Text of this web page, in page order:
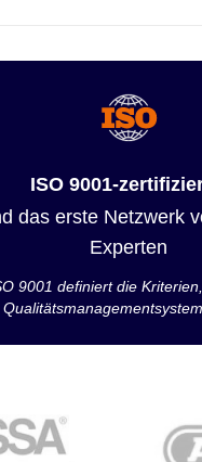
ISO 9001-
das erste Netzwerk
Experten
9001 definiert die